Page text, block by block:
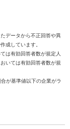
データから不正回答や異
成しています。
は有効回答者数が規定人
いては有効回答者数が規
が基準値以下の企業がラ